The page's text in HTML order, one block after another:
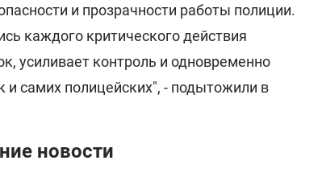
и прозрачности работы полиции.
каждого критического действия
усиливает контроль и одновременно
самих полицейских", - подытожили в
новости